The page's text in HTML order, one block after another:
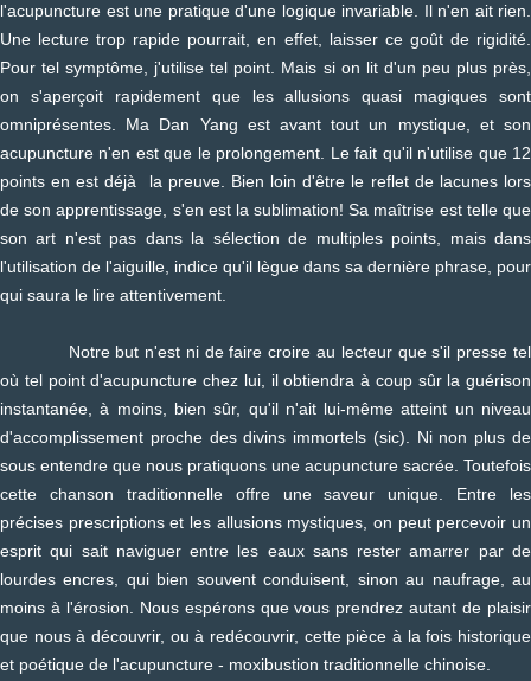
l'acupuncture est une pratique d'une logique invariable. Il n'en ait rien.
Une lecture trop rapide pourrait, en effet, laisser ce goût de rigidité.
Pour tel symptôme, j'utilise tel point. Mais si on lit d'un peu plus près,
on s'aperçoit rapidement que les allusions quasi magiques sont
omniprésentes. Ma Dan Yang est avant tout un mystique, et son
acupuncture n'en est que le prolongement. Le fait qu'il n'utilise que 12
points en est déjà la preuve. Bien loin d'être le reflet de lacunes lors
de son apprentissage, s'en est la sublimation! Sa maîtrise est telle que
son art n'est pas dans la sélection de multiples points, mais dans
l'utilisation de l'aiguille, indice qu'il lègue dans sa dernière phrase, pour
qui saura le lire attentivement.
Notre but n'est ni de faire croire au lecteur que s'il presse tel
où tel point d'acupuncture chez lui, il obtiendra à coup sûr la guérison
instantanée, à moins, bien sûr, qu'il n'ait lui-même atteint un niveau
d'accomplissement proche des divins immortels (sic). Ni non plus de
sous entendre que nous pratiquons une acupuncture sacrée. Toutefois
cette chanson traditionnelle offre une saveur unique. Entre les
précises prescriptions et les allusions mystiques, on peut percevoir un
esprit qui sait naviguer entre les eaux sans rester amarrer par de
lourdes encres, qui bien souvent conduisent, sinon au naufrage, au
moins à l'érosion. Nous espérons que vous prendrez autant de plaisir
que nous à découvrir, ou à redécouvrir, cette pièce à la fois historique
et poétique de l'acupuncture - moxibustion traditionnelle chinoise.